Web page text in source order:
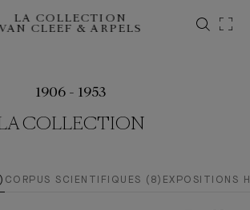
LA COLLECTION
VAN CLEEF & ARPELS
1906 - 1953
COLLECTION
CORPUS SCIENTIFIQUES (8) EXPOSITIONS